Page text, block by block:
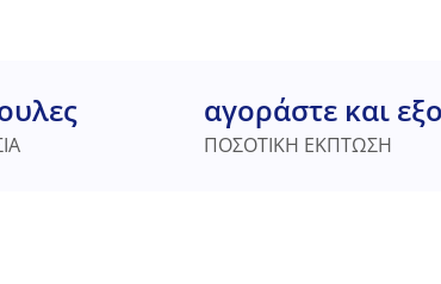
αγοράστε και
ΠΟΣΟΤΙΚΗ ΕΚΠΤΩΣΗ